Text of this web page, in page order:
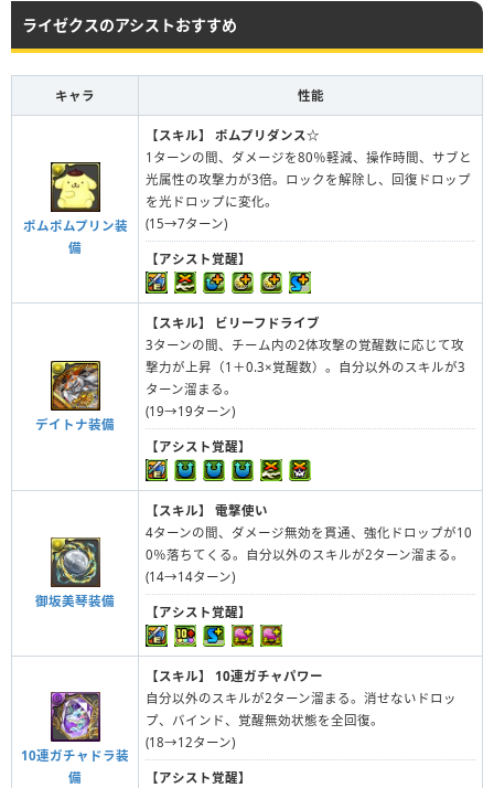
ライゼクスのアシストおすすめ
キャラ 性能
ポムポムプリン装
備
【スキル】
ポムプリダンス☆
1ターンの間、ダメージを80％軽減、操作時間、サブと
光属性の攻撃力が3倍。ロックを解除し、回復ドロップ
を光ドロップに変化。
(15→7ターン)
【アシスト覚醒】
デイトナ装備
【スキル】
ビリーフドライブ
3ターンの間、チーム内の2体攻撃の覚醒数に応じて攻
撃力が上昇（1＋0.3×覚醒数）。自分以外のスキルが3
ターン溜まる。
(19→19ターン)
【アシスト覚醒】
御坂美琴装備
【スキル】
電撃使い
4ターンの間、ダメージ無効を貫通、強化ドロップが10
0％落ちてくる。自分以外のスキルが2ターン溜まる。
(14→14ターン)
【アシスト覚醒】
10連ガチャドラ装
備
【スキル】
10連ガチャパワー
自分以外のスキルが2ターン溜まる。消せないドロッ
プ、バインド、覚醒無効状態を全回復。
(18→12ターン)
【アシスト覚醒】